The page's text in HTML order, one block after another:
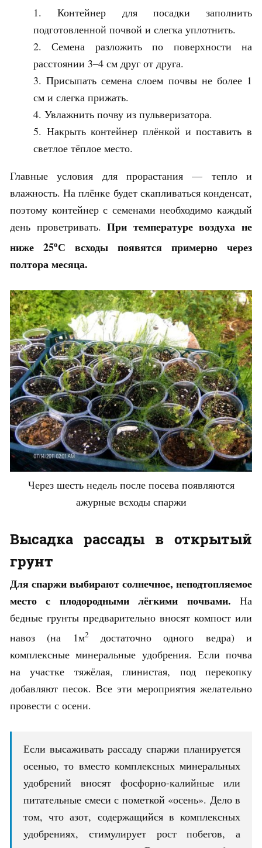
Контейнер для посадки заполнить
подготовленной почвой и слегка уплотнить.
Семена разложить по поверхности на
расстоянии 3–4 см друг от друга.
Присыпать семена слоем почвы не более 1
см и слегка прижать.
Увлажнить почву из пульверизатора.
Накрыть контейнер плёнкой и поставить в
светлое тёплое место.
Главные условия для прорастания — тепло и
влажность. На плёнке будет скапливаться конденсат,
поэтому контейнер с семенами необходимо каждый
день проветривать.При температуре воздуха не
ниже 25оС всходы появятся примерно через
полтора месяца.
Через шесть недель после посева появляются
ажурные всходы спаржи
Высадка рассады в открытый
грунт
Для спаржи выбирают солнечное, неподтопляемое
место с плодородными лёгкими почвами. На
бедные грунты предварительно вносят компост или
навоз (на 1м2
достаточно одного ведра) и
комплексные минеральные удобрения. Если почва
на участке тяжёлая, глинистая, под перекопку
добавляют песок. Все эти мероприятия желательно
провести с осени.
Если высаживать рассаду спаржи планируется
осенью, то вместо комплексных минеральных
удобрений вносят фосфорно-калийные или
питательные смеси с пометкой «осень». Дело в
том, что азот, содержащийся в комплексных
удобрениях, стимулирует рост побегов, а